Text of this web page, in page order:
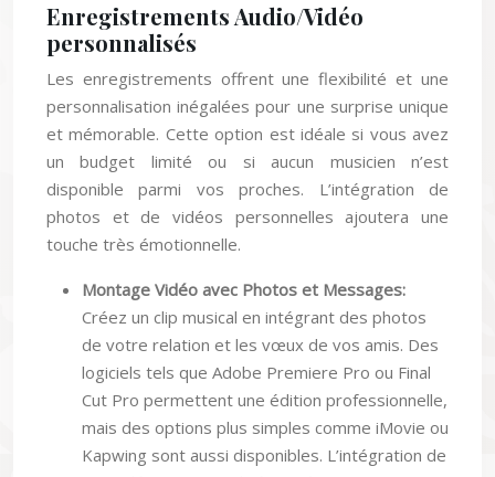
Enregistrements Audio/Vidéo
personnalisés
Les enregistrements offrent une flexibilité et une
personnalisation inégalées pour une surprise unique
et mémorable. Cette option est idéale si vous avez
un budget limité ou si aucun musicien n’est
disponible parmi vos proches. L’intégration de
photos et de vidéos personnelles ajoutera une
touche très émotionnelle.
Montage Vidéo avec Photos et Messages:
Créez un clip musical en intégrant des photos
de votre relation et les vœux de vos amis. Des
logiciels tels que Adobe Premiere Pro ou Final
Cut Pro permettent une édition professionnelle,
mais des options plus simples comme iMovie ou
Kapwing sont aussi disponibles. L’intégration de